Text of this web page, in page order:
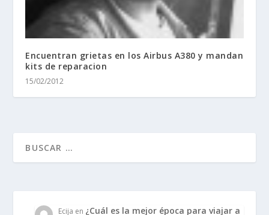
Encuentran grietas en los Airbus A380 y mandan
kits de reparacion
15/02/2012
Ecija en ¿Cuál es la mejor época para viajar a